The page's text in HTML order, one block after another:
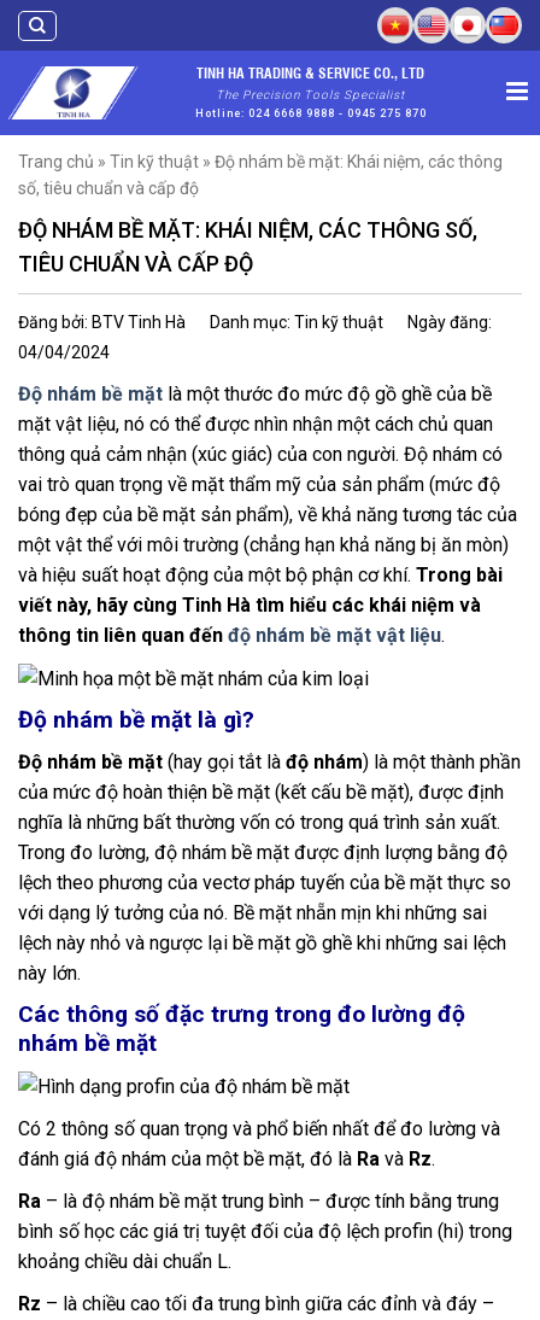
Skip
content
TINH HA TRADING & SERVICE CO., LTD
The Precision Tools Specialist
Hotline: 024 6668 9888 - 0945 275 870
Trang chủ » Tin kỹ thuật » Độ nhám bề mặt: Khái niệm, các thông
số, tiêu chuẩn và cấp độ
ĐỘ NHÁM BỀ MẶT: KHÁI NIỆM, CÁC THÔNG SỐ,
TIÊU CHUẨN VÀ CẤP ĐỘ
Đăng bởi: BTV Tinh Hà Danh mục: Tin kỹ thuật
Ngày đăng:
04/04/2024
Độ nhám bề mặt là một thước đo mức độ gồ ghề của bề
mặt vật liệu, nó có thể được nhìn nhận một cách chủ quan
thông quả cảm nhận (xúc giác) của con người. Độ nhám có
vai trò quan trọng về mặt thẩm mỹ của sản phẩm (mức độ
bóng đẹp của bề mặt sản phẩm), về khả năng tương tác của
một vật thể với môi trường (chẳng hạn khả năng bị ăn mòn)
và hiệu suất hoạt động của một bộ phận cơ khí. Trong bài
viết này, hãy cùng Tinh Hà tìm hiểu các khái niệm và
thông tin liên quan đến độ nhám bề mặt vật liệu.
Độ nhám bề mặt là gì?
Độ nhám bề mặt (hay gọi tắt là độ nhám) là một thành phần
của mức độ hoàn thiện bề mặt (kết cấu bề mặt), được định
nghĩa là những bất thường vốn có trong quá trình sản xuất.
Trong đo lường, độ nhám bề mặt được định lượng bằng độ
lệch theo phương của vectơ pháp tuyến của bề mặt thực so
với dạng lý tưởng của nó. Bề mặt nhẵn mịn khi những sai
lệch này nhỏ và ngược lại bề mặt gồ ghề khi những sai lệch
này lớn.
Các thông số đặc trưng trong đo lường độ
nhám bề mặt
Có 2 thông số quan trọng và phổ biến nhất để đo lường và
đánh giá độ nhám của một bề mặt, đó là Ra và Rz.
Ra – là độ nhám bề mặt trung bình – được tính bằng trung
bình số học các giá trị tuyệt đối của độ lệch profin (hi) trong
khoảng chiều dài chuẩn L.
Rz – là chiều cao tối đa trung bình giữa các đỉnh và đáy –